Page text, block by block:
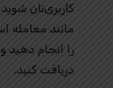
کاربری‌تان
مانند معامله
را انجام دهید
دریافت کنید.